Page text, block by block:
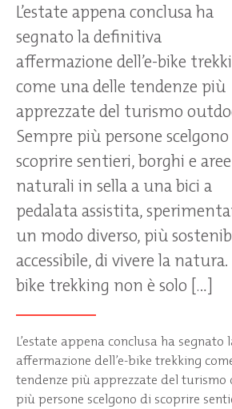
L’estate appena conclusa ha
segnato la definitiva
affermazione dell’e-bike
come una delle tendenze più
apprezzate del turismo
Sempre più persone scelgono
scoprire sentieri, borghi e aree
naturali in sella a una bici a
pedalata assistita,
un modo diverso, più
accessibile, di vivere la natura.
bike trekking non è solo […]
L’estate appena conclusa ha
affermazione dell’e-bike trekking
tendenze più apprezzate del turismo
più persone scelgono di scoprire